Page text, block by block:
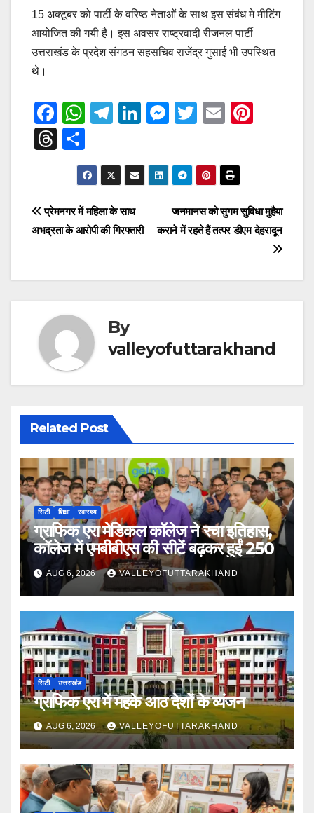
15 अक्टूबर को पार्टी के वरिष्ठ नेताओं के साथ इस संबंध मे मीटिंग
आयोजित की गयी है। इस अवसर राष्ट्रवादी रीजनल पार्टी
उत्तराखंड के प्रदेश संगठन सहसचिव राजेंद्र गुसाई भी उपस्थित
थे।
F
a
c
b
o
W
s
A
p
T
gr
a
m
Li
e
n
M
e
n
g
T
er
E
st
T
hr
a
d
h
ar
e
Post
navigation
जनमानस को सुगम सुविधा मुहैया
कराने में रहते हैं तत्पर डीएम देहरादून
प्रेमनगर में महिला के साथ
अभद्रता के आरोपी की गिरफ्तारी
By
valleyofuttarakhand
Related Post
सिटी शिक्षा स्वास्थ्य
ग्राफिक एरा मेडिकल कॉलेज ने रचा इतिहास,
कॉलेज में एमबीबीएस की सीटें बढ़कर हुईं 250
AUG 6, 2026 VALLEYOFUTTARAKHAND
सिटी उत्तराखंड
ग्राफिक एरा में महके आठ देशों के व्यंजन
AUG 6, 2026 VALLEYOFUTTARAKHAND